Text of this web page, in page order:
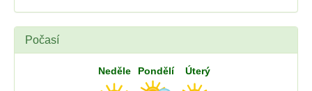
Počasí
Neděle Pondělí Úterý